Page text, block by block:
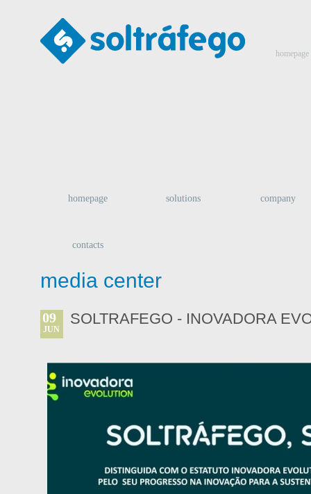
homepage solutions company
contacts
homepage
media center
09
JUN
SOLTRAFEGO - INOVADORA